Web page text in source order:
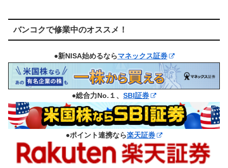
バンコクで修業中のオススメ！
●新NISA始めるならマネックス証券
●総合力No.１、 SBI証券
●ポイント連携なら楽天証券